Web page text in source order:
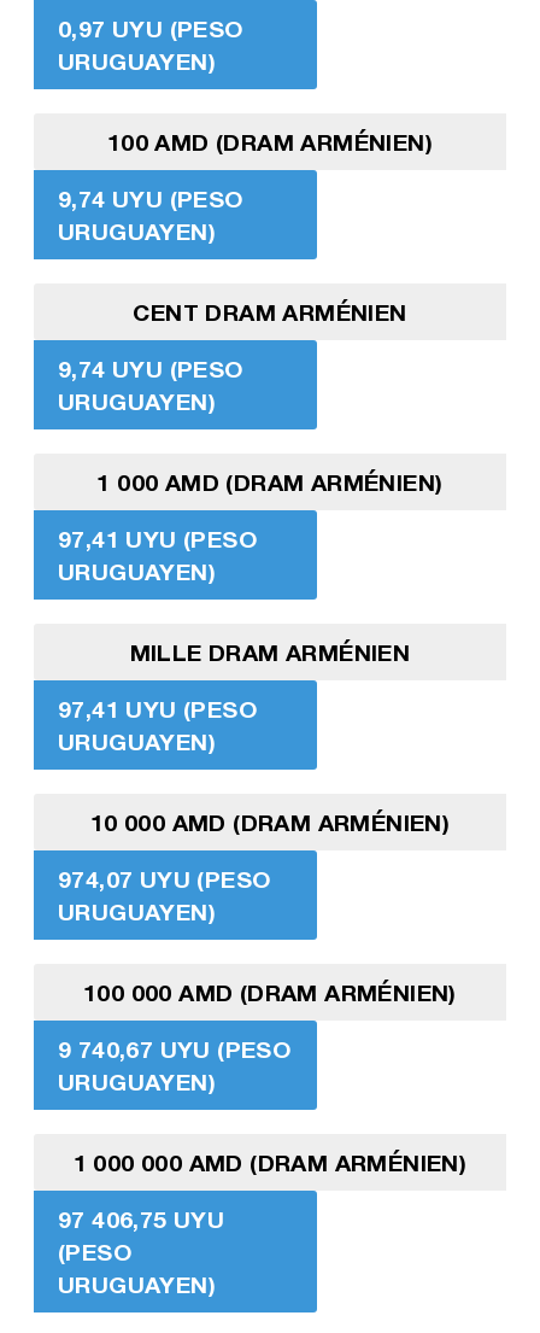
0,97 UYU (PESO
URUGUAYEN)
100 AMD (DRAM ARMÉNIEN)
9,74 UYU (PESO
URUGUAYEN)
CENT DRAM ARMÉNIEN
9,74 UYU (PESO
URUGUAYEN)
1 000 AMD (DRAM ARMÉNIEN)
97,41 UYU (PESO
URUGUAYEN)
MILLE DRAM ARMÉNIEN
97,41 UYU (PESO
URUGUAYEN)
10 000 AMD (DRAM ARMÉNIEN)
974,07 UYU (PESO
URUGUAYEN)
100 000 AMD (DRAM ARMÉNIEN)
9 740,67 UYU (PESO
URUGUAYEN)
1 000 000 AMD (DRAM ARMÉNIEN)
97 406,75 UYU
(PESO
URUGUAYEN)